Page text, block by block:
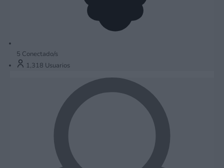
5 Conectado/s
1,318 Usuarios